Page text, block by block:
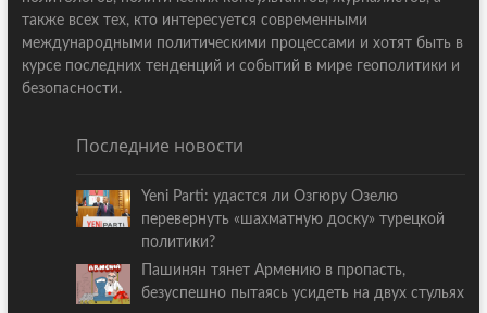
также всех тех, кто интересуется современными
международными политическими процессами и хотят быть в
курсе последних тенденций и событий в мире геополитики и
безопасности.
Последние новости
Yeni Parti: удастся ли Озгюру Озелю
перевернуть «шахматную доску» турецкой
политики?
Пашинян тянет Армению в пропасть,
безуспешно пытаясь усидеть на двух стульях